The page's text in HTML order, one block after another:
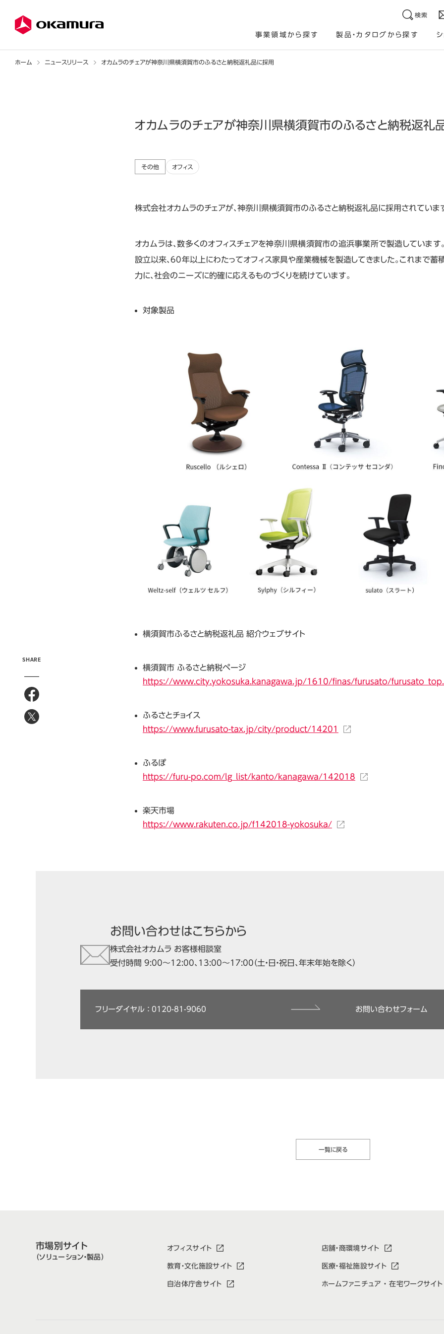
検索
事業領域から探す 製品・カタログから探す
ホーム ニュースリリース オカムラのチェアが神奈川県横須賀市のふるさと納税返礼品に採用
オカムラのチェアが神奈川県横須賀市のふるさと納税返礼
その他 オフィス
株式会社オカムラのチェアが、神奈川県横須賀市のふるさと納税返礼品に採用されていま
オカムラは、数多くのオフィスチェアを神奈川県横須賀市の追浜事業所で製造していま
設立以来、60年以上にわたってオフィス家具や産業機械を製造してきました。これまで蓄
力に、社会のニーズに的確に応えるものづくりを続けています。
対象製品
横須賀市ふるさと納税返礼品 紹介ウェブサイト
横須賀市 ふるさと納税ページ
https://www.city.yokosuka.kanagawa.jp/1610/finas/furusato/
ふるさとチョイス
https://www.furusato-tax.jp/city/product/14201
ふるぽ
https://furu-po.com/lg_list/kanto/kanagawa/142018
楽天市場
https://www.rakuten.co.jp/f142018-yokosuka/
お問い合わせはこちらから
株式会社オカムラ お客様相談室
受付時間 9:00～12:00、13:00～17:00（土・日・祝日、年末年始を除く）
フリーダイヤル ： 0120-81-9060 お問い合わせフォーム
SHARE
一覧に戻る
市場別サイト
（ソリューション・製品）
オフィスサイト
教育・文化施設サイト
自治体庁舎サイト
店舗・商環境サイト
医療・福祉施設サイト
ホームファニチュア ・ 在宅ワークサイト